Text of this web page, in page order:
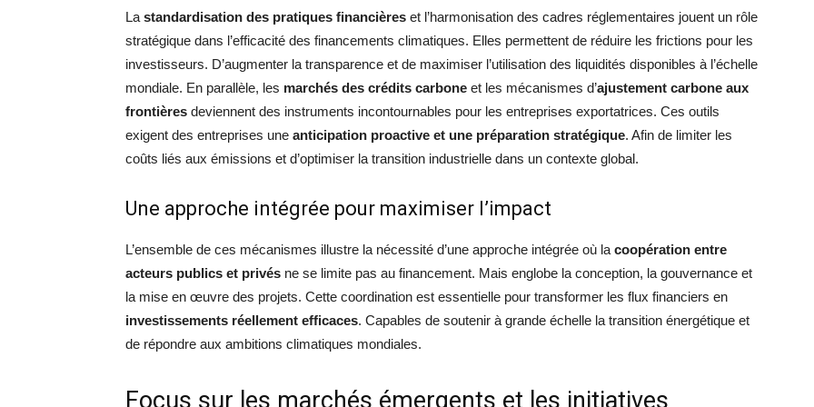
La standardisation des pratiques financières et l’harmonisation des cadres réglementaires jouent un rôle
stratégique dans l’efficacité des financements climatiques. Elles permettent de réduire les frictions pour les
investisseurs. D’augmenter la transparence et de maximiser l’utilisation des liquidités disponibles à l’échelle
mondiale. En parallèle, les marchés des crédits carbone et les mécanismes d’ajustement carbone aux
frontières deviennent des instruments incontournables pour les entreprises exportatrices. Ces outils
exigent des entreprises une anticipation proactive et une préparation stratégique. Afin de limiter les
coûts liés aux émissions et d’optimiser la transition industrielle dans un contexte global.
Une approche intégrée pour maximiser l’impact
L’ensemble de ces mécanismes illustre la nécessité d’une approche intégrée où la coopération entre
acteurs publics et privés ne se limite pas au financement. Mais englobe la conception, la gouvernance et
la mise en œuvre des projets. Cette coordination est essentielle pour transformer les flux financiers en
investissements réellement efficaces. Capables de soutenir à grande échelle la transition énergétique et
de répondre aux ambitions climatiques mondiales.
Focus sur les marchés émergents et les initiatives